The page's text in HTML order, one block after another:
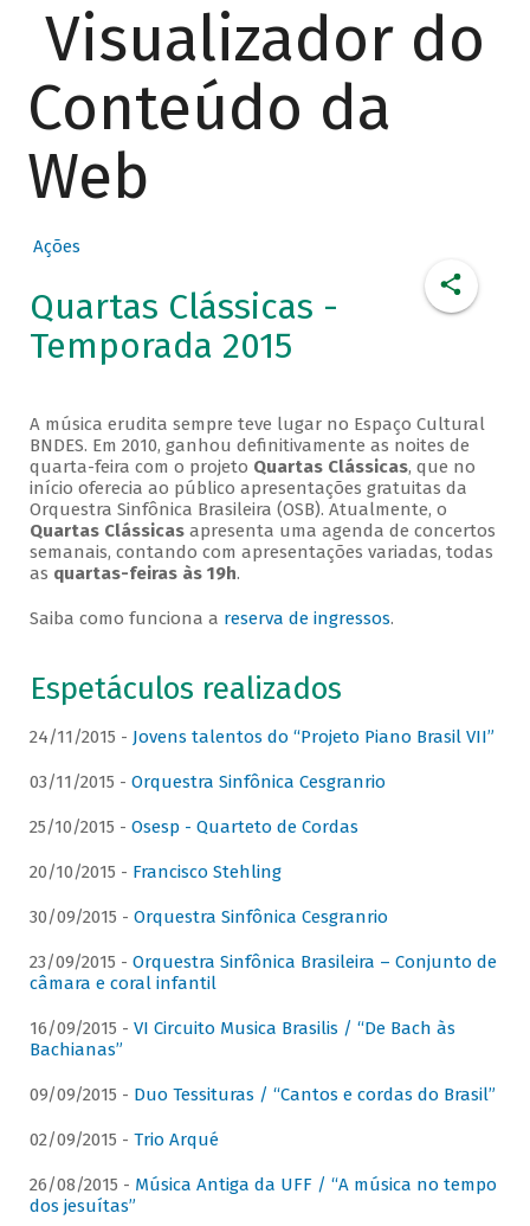
Visualizador do
Conteúdo da
Web
Ações
Quartas Clássicas -
Temporada 2015
A música erudita sempre teve lugar no Espaço Cultural
BNDES. Em 2010, ganhou definitivamente as noites de
quarta-feira com o projeto Quartas Clássicas, que no
início oferecia ao público apresentações gratuitas da
Orquestra Sinfônica Brasileira (OSB). Atualmente, o
Quartas Clássicasapresenta uma agenda de concertos
semanais, contando com apresentações variadas, todas
as quartas-feiras às 19h.
Saiba como funciona a reserva de ingressos.
Espetáculos realizados
24/11/2015 - Jovens talentos do “Projeto Piano Brasil VII”
03/11/2015 - Orquestra Sinfônica Cesgranrio
25/10/2015 - Osesp - Quarteto de Cordas
20/10/2015 - Francisco Stehling
30/09/2015 - Orquestra Sinfônica Cesgranrio
23/09/2015 - Orquestra Sinfônica Brasileira – Conjunto de
câmara e coral infantil
16/09/2015 - VI Circuito Musica Brasilis / “De Bach às
Bachianas”
09/09/2015 - Duo Tessituras / “Cantos e cordas do Brasil”
02/09/2015 - Trio Arqué
26/08/2015 - Música Antiga da UFF / “A música no tempo
dos jesuítas”